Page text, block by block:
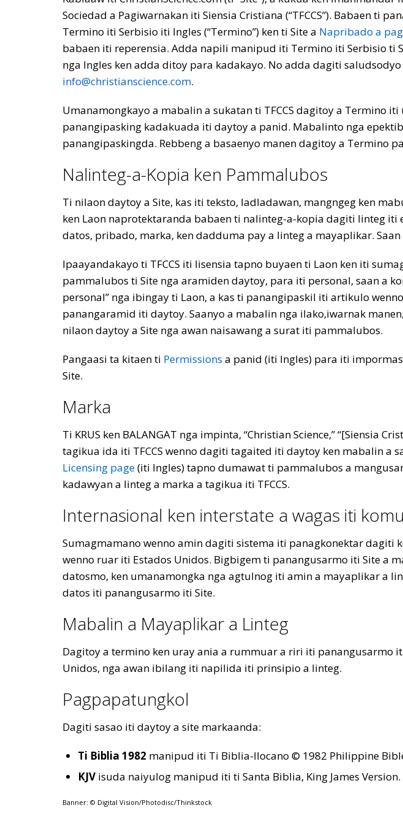
Sociedad a Pagiwarnakan iti Siensia Cristiana (“TFCCS”). Babaen ti
Termino iti Serbisio iti Ingles (“Termino”) ken ti Site a Napribado a
babaen iti reperensia. Adda napili manipud iti Termino iti Serbisio
nga Ingles ken adda ditoy para kadakayo. No adda dagiti
info@christianscience.com.
Umanamongkayo a mabalin a sukatan ti TFCCS dagitoy a Termino
panangipasking kadakuada iti daytoy a panid. Mabalinto nga
panangipaskingda. Rebbeng a basaenyo manen dagitoy a Termino
Nalinteg-a-Kopia ken Pammalubos
Ti nilaon daytoy a Site, kas iti teksto, ladladawan, mangngeg ken
ken Laon naprotektaranda babaen ti nalinteg-a-kopia dagiti linteg
datos, pribado, marka, ken dadduma pay a linteg a mayaplikar.
Ipaayandakayo ti TFCCS iti lisensia tapno buyaen ti Laon ken iti
pammalubos ti Site nga aramiden daytoy, para iti personal, saan a
personal” nga ibingay ti Laon, a kas ti panangipaskil iti artikulo
panangaramid iti daytoy. Saanyo a mabalin nga ilako,iwarnak
nilaon daytoy a Site nga awan naisawang a surat iti pammalubos.
Pangaasi ta kitaen ti Permissions a panid (iti Ingles) para iti
Site.
Marka
Ti KRUS ken BALANGAT nga impinta, “Christian Science,” “[Siensia
tagikua ida iti TFCCS wenno dagiti tagaited iti daytoy ken mabalin a
Licensing page(iti Ingles) tapno dumawat ti pammalubos a
kadawyan a linteg a marka a tagikua iti TFCCS.
Internasional ken interstate a wagas iti
Sumagmamano wenno amin dagiti sistema iti panagkonektar
wenno ruar iti Estados Unidos. Bigbigem ti panangusarmo iti Site a
datosmo, ken umanamongka nga agtulnog iti amin a mayaplikar a
datos iti panangusarmo iti Site.
Mabalin a Mayaplikar a Linteg
Dagitoy a termino ken uray ania a rummuar a riri iti panangusarmo
Unidos, nga awan ibilang iti napilida iti prinsipio a linteg.
Pagpapatungkol
Dagiti sasao iti daytoy a site markaanda:
Ti Biblia 1982 manipud iti Ti Biblia-Ilocano © 1982 Philippine
KJV isuda naiyulog manipud iti ti Santa Biblia, King James Version.
Banner: © Digital Vision/Photodisc/Thinkstock